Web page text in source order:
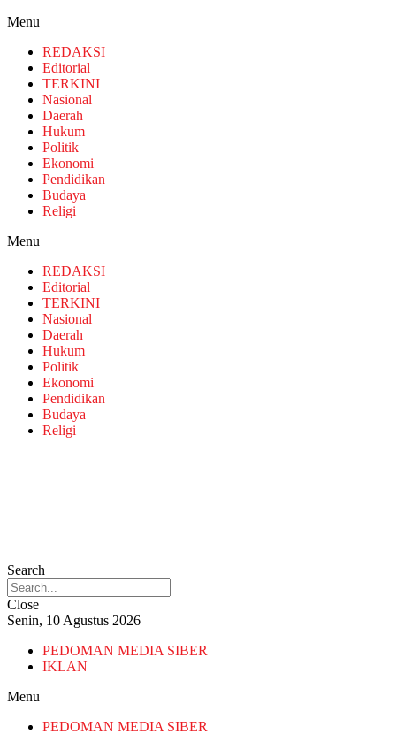
Menu
REDAKSI
Editorial
TERKINI
Nasional
Daerah
Hukum
Politik
Ekonomi
Pendidikan
Budaya
Religi
Menu
REDAKSI
Editorial
TERKINI
Nasional
Daerah
Hukum
Politik
Ekonomi
Pendidikan
Budaya
Religi
Search
Close
Senin, 10 Agustus 2026
PEDOMAN MEDIA SIBER
IKLAN
Menu
PEDOMAN MEDIA SIBER